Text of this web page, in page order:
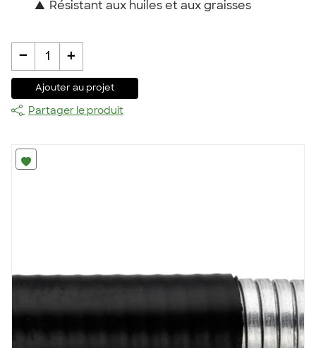
▲ Résistant aux huiles et aux graisses
- 1 +
Ajouter au projet
Partager le produit